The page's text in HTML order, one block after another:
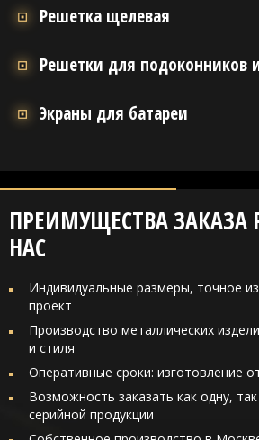
Решетка щелевая
Решетки для подоконников
Экраны для батареи
ПРЕИМУЩЕСТВА ЗАКАЗА
НАС
Индивидуальные размеры, точное
проект
Производство металлических
и стиля
Оперативные сроки: изготовление
Возможность заказать как одну,
серийной продукции